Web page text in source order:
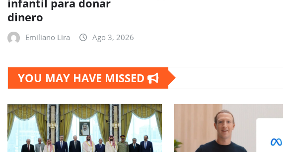
dinero
Emiliano Lira Ago 3, 2026
YOU MAY HAVE MISSED